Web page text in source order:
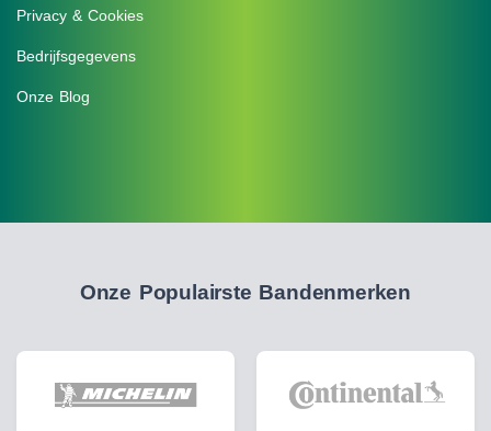
Privacy & Cookies
Bedrijfsgegevens
Onze Blog
Onze Populairste Bandenmerken